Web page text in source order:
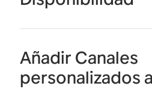
Añadir Canales
personalizados